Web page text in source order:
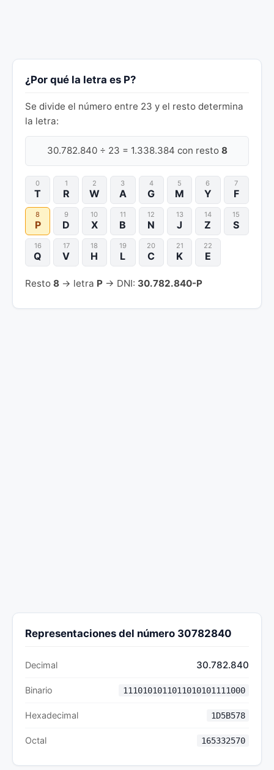
¿Por qué la letra es P?
Se divide el número entre 23 y el resto determina
la letra:
30.782.840 ÷ 23 = 1.338.384 con resto 8
0
T
1
R
2
W
3
A
4
G
5
M
6
Y
7
F
8
P
9
D
10
X
11
B
12
N
13
J
14
Z
15
S
16
Q
17
V
18
H
19
L
20
C
21
K
22
E
Resto 8 → letra P → DNI: 30.782.840-P
Representaciones del número 30782840
Decimal 30.782.840
Binario 1110101011011010101111000
Hexadecimal 1D5B578
Octal 165332570